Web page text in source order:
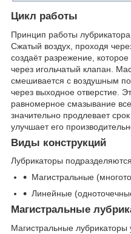
Цикл работы
Принцип работы
Сжатый воздух, проходя
создаёт разрежение,
через игольчатый клапан.
смешивается с воздушным
через выходное отверстие.
равномерное смазывание
значительно продлевает
улучшает его
Виды конструкций
Лубрикаторы
Магистральные
Линейные
Магистральные
Магистральные лубрикаторы